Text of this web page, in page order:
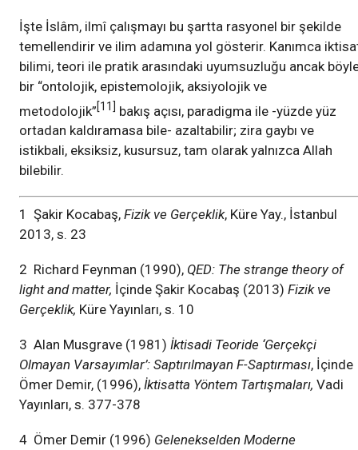
İşte İslâm, ilmî çalışmayı bu şartta rasyonel bir şekilde
temellendirir ve ilim adamına yol gösterir. Kanımca
bilimi, teori ile pratik arasındaki uyumsuzluğu ancak
bir “ontolojik, epistemolojik, aksiyolojik ve
metodolojik”[11] bakış açısı, paradigma ile -yüzde yüz
ortadan kaldıramasa bile- azaltabilir; zira gaybı ve
istikbali, eksiksiz, kusursuz, tam olarak yalnızca Allah
bilebilir.
1 Şakir Kocabaş, Fizik ve Gerçeklik, Küre Yay., İstanbul
2013, s. 23
2 Richard Feynman (1990), QED: The strange theory of
light and matter, İçinde Şakir Kocabaş (2013) Fizik ve
Gerçeklik, Küre Yayınları, s. 10
3 Alan Musgrave (1981) İktisadi Teoride ‘Gerçekçi
Olmayan Varsayımlar’: Saptırılmayan F-Saptırması, İçinde
Ömer Demir, (1996), İktisatta Yöntem Tartışmaları, Vadi
Yayınları, s. 377-378
4 Ömer Demir (1996) Gelenekselden Moderne